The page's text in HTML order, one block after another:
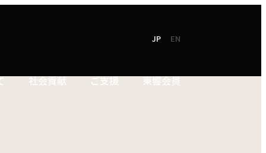
JP EN
社会貢献 ご支援 東響会員